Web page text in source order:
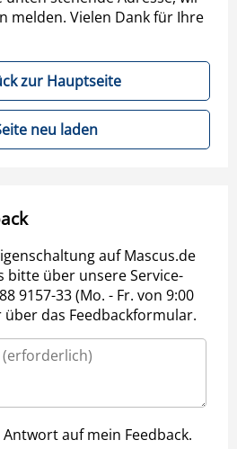
melden. Vielen Dank für Ihre
zur Hauptseite
neu laden
auf Mascus.de
bitte über unsere Service-
9157-33 (Mo. - Fr. von 9:00
das Feedbackformular.
auf mein Feedback.